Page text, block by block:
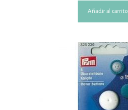
Añadir al carrito